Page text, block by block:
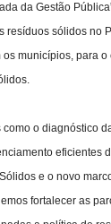
da Gestão
resíduos sólidos no
municípios, para
o diagnóstico
eficientes
e o novo
fortalecer as